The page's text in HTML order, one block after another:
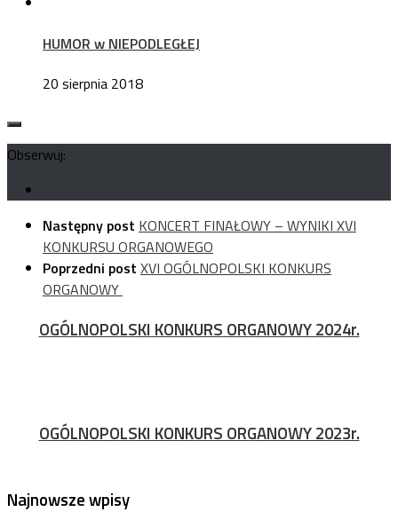
HUMOR w NIEPODLEGŁEJ
20 sierpnia 2018
Obserwuj:
Następny post KONCERT FINAŁOWY – WYNIKI XVI
KONKURSU ORGANOWEGO
Poprzedni post XVI OGÓLNOPOLSKI KONKURS
ORGANOWY
OGÓLNOPOLSKI KONKURS ORGANOWY 2024r.
OGÓLNOPOLSKI KONKURS ORGANOWY 2023r.
Najnowsze wpisy